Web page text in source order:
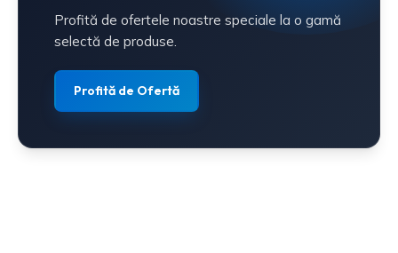
Profită de ofertele noastre speciale la o gamă
selectă de produse.
Profită de Ofertă